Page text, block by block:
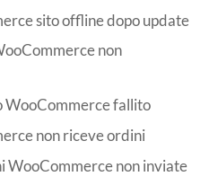
sito offline dopo update
non
WooCommerce fallito
non riceve ordini
WooCommerce non inviate